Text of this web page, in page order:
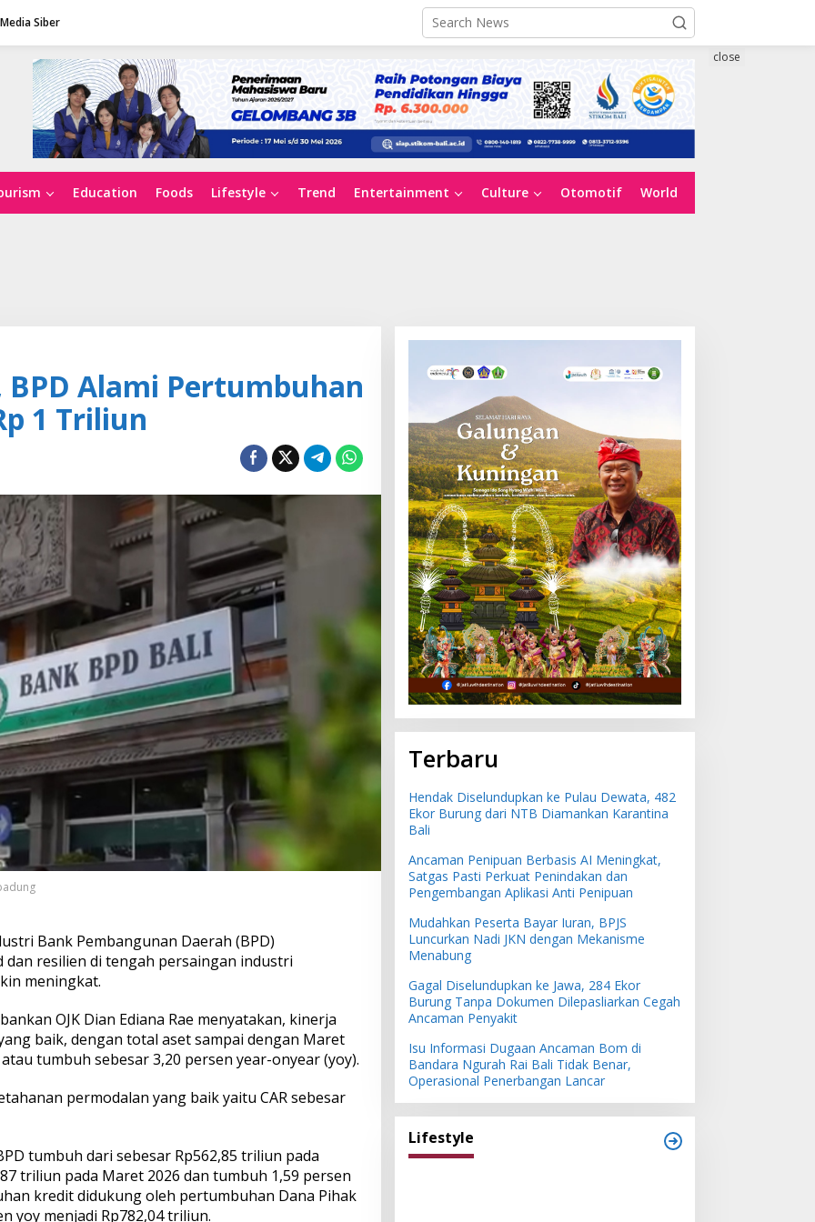
Siber
Education Foods Lifestyle Trend Entertainment Culture Otomotif World
close
Alami Pertumbuhan
1 Triliun
Bank Pembangunan Daerah (BPD)
resilien di tengah persaingan industri
meningkat.
OJK Dian Ediana Rae menyatakan, kinerja
baik, dengan total aset sampai dengan Maret
tumbuh sebesar 3,20 persen year-onyear (yoy).
permodalan yang baik yaitu CAR sebesar
tumbuh dari sebesar Rp562,85 triliun pada
triliun pada Maret 2026 dan tumbuh 1,59 persen
kredit didukung oleh pertumbuhan Dana Pihak
yoy menjadi Rp782,04 triliun.
Terbaru
Hendak Diselundupkan ke Pulau Dewata, 482
Ekor Burung dari NTB Diamankan Karantina
Bali
Ancaman Penipuan Berbasis AI Meningkat,
Satgas Pasti Perkuat Penindakan dan
Pengembangan Aplikasi Anti Penipuan
Mudahkan Peserta Bayar Iuran, BPJS
Luncurkan Nadi JKN dengan Mekanisme
Menabung
Gagal Diselundupkan ke Jawa, 284 Ekor
Burung Tanpa Dokumen Dilepasliarkan Cegah
Ancaman Penyakit
Isu Informasi Dugaan Ancaman Bom di
Bandara Ngurah Rai Bali Tidak Benar,
Operasional Penerbangan Lancar
Lifestyle